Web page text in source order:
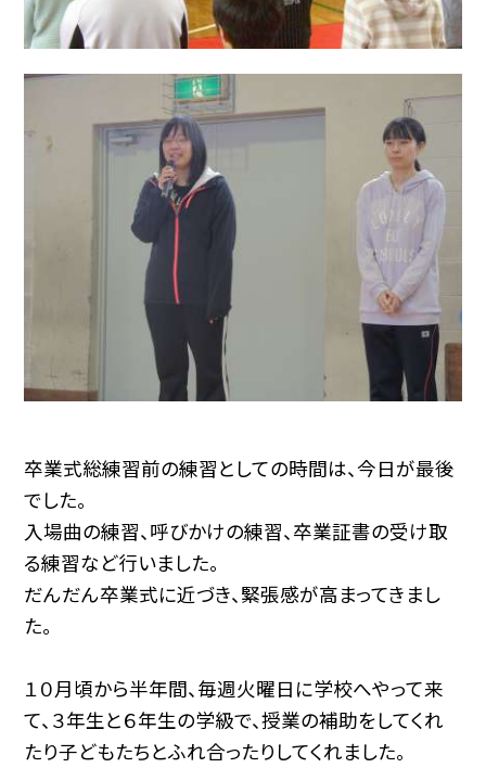
卒業式総練習前の練習としての時間は、今日が最後
でした。
入場曲の練習、呼びかけの練習、卒業証書の受け取
る練習など行いました。
だんだん卒業式に近づき、緊張感が高まってきまし
た。
１０月頃から半年間、毎週火曜日に学校へやって来
て、３年生と６年生の学級で、授業の補助をしてくれ
たり子どもたちとふれ合ったりしてくれました。